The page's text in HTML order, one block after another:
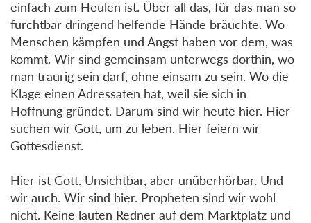
einfach zum Heulen ist. Über all das, für das man so
furchtbar dringend helfende Hände bräuchte. Wo
Menschen kämpfen und Angst haben vor dem, was
kommt. Wir sind gemeinsam unterwegs dorthin, wo
man traurig sein darf, ohne einsam zu sein. Wo die
Klage einen Adressaten hat, weil sie sich in
Hoffnung gründet. Darum sind wir heute hier. Hier
suchen wir Gott, um zu leben. Hier feiern wir
Gottesdienst.
Hier ist Gott. Unsichtbar, aber unüberhörbar. Und
wir auch. Wir sind hier. Propheten sind wir wohl
nicht. Keine lauten Redner auf dem Marktplatz und